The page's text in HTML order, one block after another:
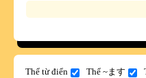
Thể từ điển Thể ~ます